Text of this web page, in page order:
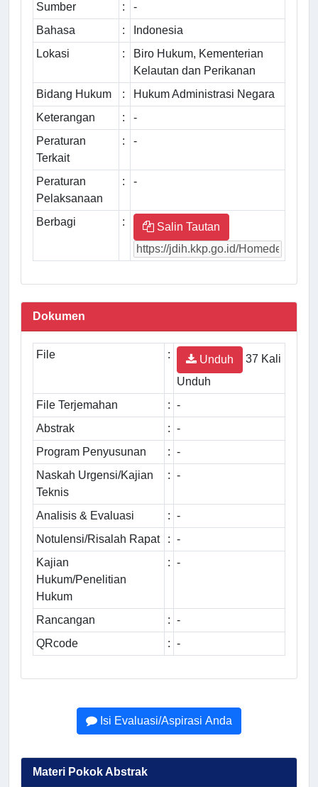
Sumber :
-
Bahasa
:
Indonesia
Lokasi
:
Biro Hukum, Kementerian
Kelautan dan Perikanan
Bidang Hukum
:
Hukum Administrasi Negara
Keterangan
:
-
Peraturan
Terkait
: -
Peraturan
Pelaksanaan
: -
Berbagi : Salin Tautan
Dokumen
File : Unduh
37 Kali
Unduh
File Terjemahan
: -
Abstrak
: -
Program Penyusunan
: -
Naskah Urgensi/Kajian
Teknis
: -
Analisis & Evaluasi : -
Notulensi/Risalah Rapat
: -
Kajian
Hukum/Penelitian
Hukum
: -
Rancangan : -
QRcode
: -
Isi Evaluasi/Aspirasi Anda
Materi Pokok Abstrak